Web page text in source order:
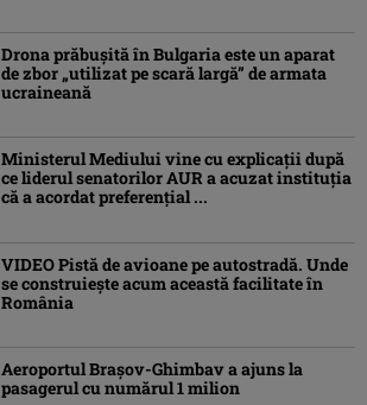
Drona prăbuşită în Bulgaria este un aparat
de zbor „utilizat pe scară largă” de armata
ucraineană
Ministerul Mediului vine cu explicații după
ce liderul senatorilor AUR a acuzat instituția
că a acordat preferențial ...
VIDEO Pistă de avioane pe autostradă. Unde
se construiește acum această facilitate în
România
Aeroportul Brașov-Ghimbav a ajuns la
pasagerul cu numărul 1 milion